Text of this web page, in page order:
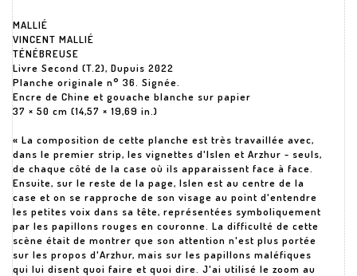
MALLIÉ
VINCENT MALLIÉ
TÉNÉBREUSE
Livre Second (T.2), Dupuis 2022
Planche originale n° 36. Signée.
Encre de Chine et gouache blanche sur papier
37 × 50 cm (14,57 × 19,69 in.)
« La composition de cette planche est très travaillée avec,
dans le premier strip, les vignettes d'Islen et Arzhur - seuls,
de chaque côté de la case où ils apparaissent face à face.
Ensuite, sur le reste de la page, Islen est au centre de la
case et on se rapproche de son visage au point d'entendre
les petites voix dans sa tête, représentées symboliquement
par les papillons rouges en couronne. La difficulté de cette
scène était de montrer que son attention n'est plus portée
sur les propos d'Arzhur, mais sur les papillons maléfiques
qui lui disent quoi faire et quoi dire. J'ai utilisé le zoom au